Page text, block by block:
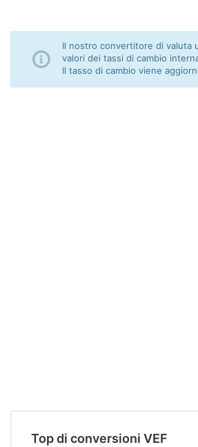
Il nostro convertitore di valuta
valori dei tassi di cambio
Il tasso di cambio viene
Top di conversioni VEF